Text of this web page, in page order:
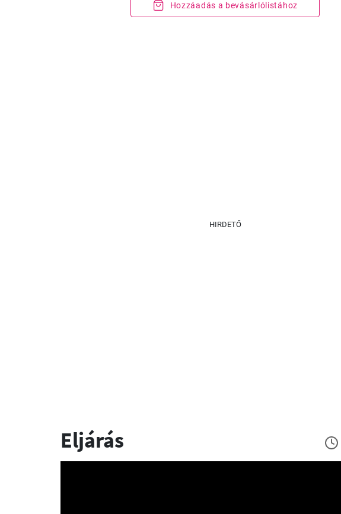
Hozzáadás a bevásárlólistához
HIRDETŐ
Eljárás